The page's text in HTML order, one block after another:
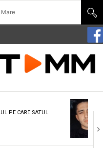
Mare
PE CARE SATUL